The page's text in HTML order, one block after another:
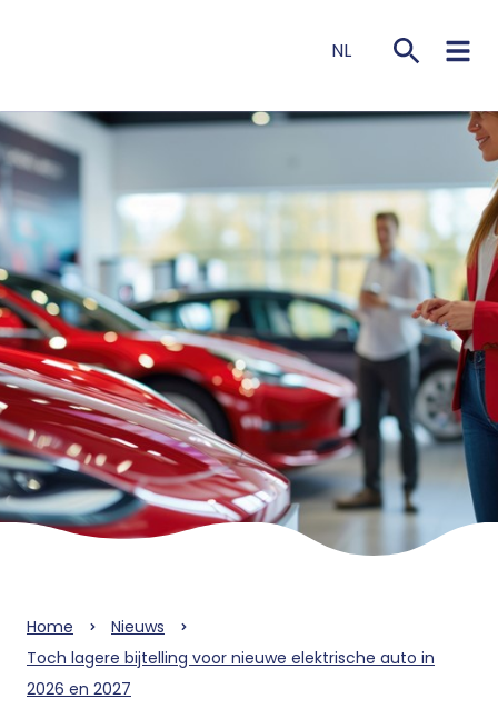
NL
Home
Nieuws
Toch lagere bijtelling voor nieuwe elektrische auto in
2026 en 2027